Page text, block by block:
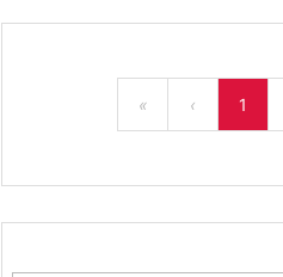
« ‹ 1